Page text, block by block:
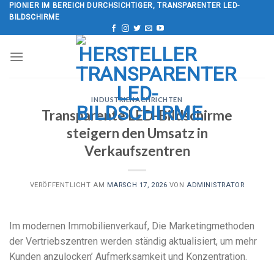
Zum
Inhalt
springen
PIONIER IM BEREICH DURCHSICHTIGER, TRANSPARENTER LED-
BILDSCHIRME
INDUSTRIENACHRICHTEN
Transparente LED-Bildschirme
steigern den Umsatz in
Verkaufszentren
VERÖFFENTLICHT AM MARSCH 17, 2026 VONADMINISTRATOR
Im modernen Immobilienverkauf, Die Marketingmethoden
der Vertriebszentren werden ständig aktualisiert, um mehr
Kunden anzulocken’ Aufmerksamkeit und Konzentration.